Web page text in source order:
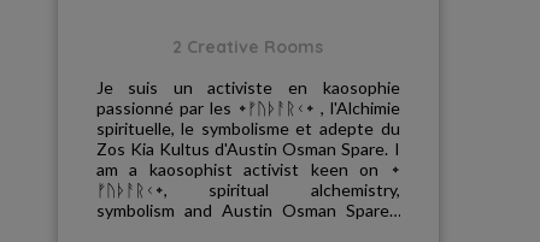
2 Creative Rooms
Je suis un activiste en kaosophie
passionné par les ᛭ᚠᚢᚦᚨᚱᚲ᛭ , l'Alchimie
spirituelle, le symbolisme et adepte du
Zos Kia Kultus d'Austin Osman Spare. I
am a kaosophist activist keen on ᛭
ᚠᚢᚦᚨᚱᚲ᛭, spiritual alchemistry,
symbolism and Austin Osman Spare's